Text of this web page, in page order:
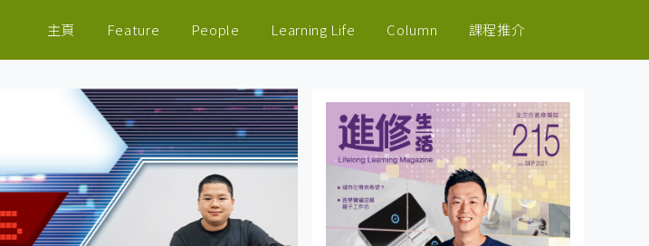
主頁 Feature People Learning Life Column 課程推介